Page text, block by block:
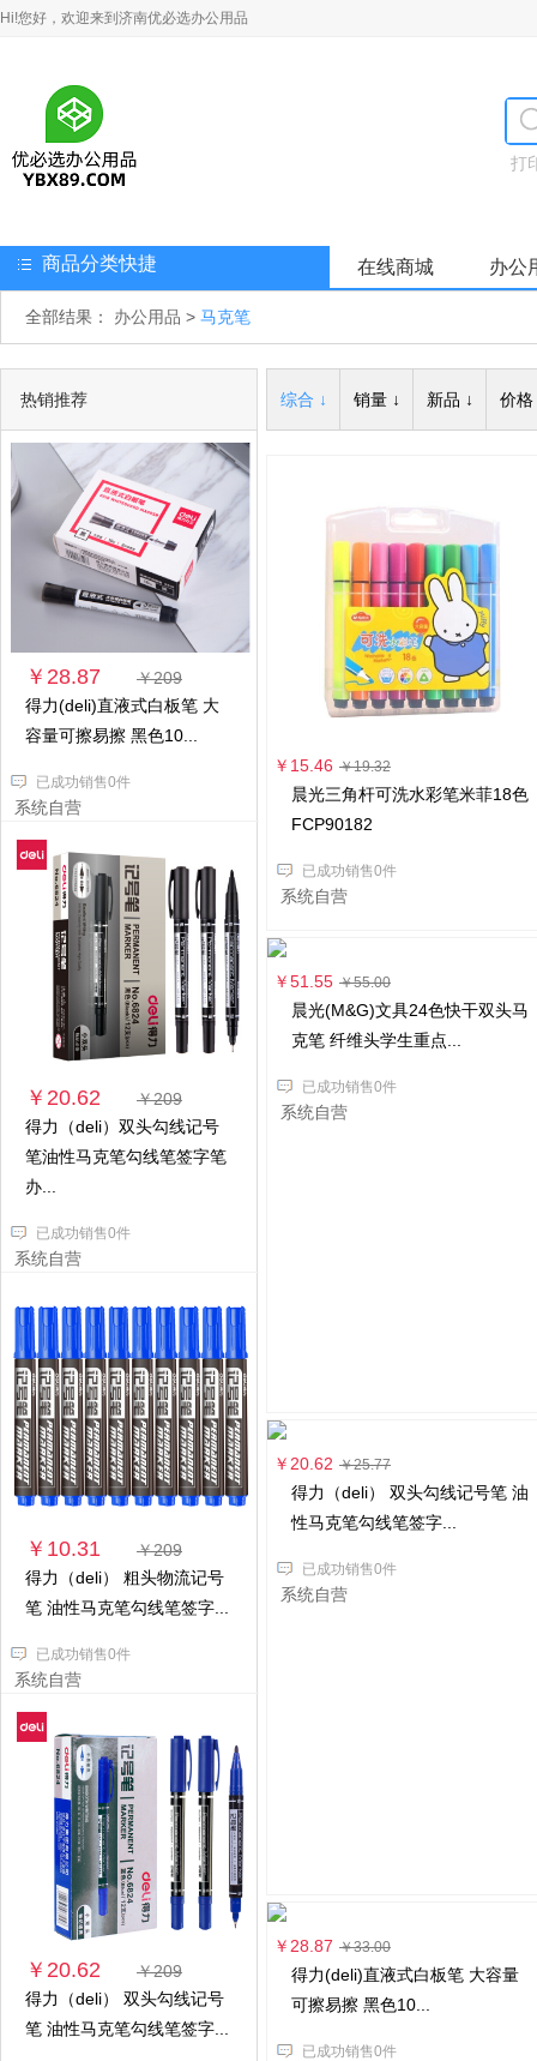
Hi!您好，欢迎来到济南优必选办公用品
打
商品分类快捷 在线商城 办公
全部结果： 办公用品 > 马克笔
热销推荐
￥28.87
￥209
得力(deli)直液式白板笔 大
容量可擦易擦 黑色10...
已成功销售0件
系统自营
￥20.62
￥209
得力（deli）双头勾线记号
笔油性马克笔勾线笔签字笔
办...
已成功销售0件
系统自营
￥10.31
￥209
得力（deli） 粗头物流记号
笔 油性马克笔勾线笔签字...
已成功销售0件
系统自营
￥20.62
￥209
得力（deli） 双头勾线记号
笔 油性马克笔勾线笔签字...
综合 ↓ 销量 ↓ 新品 ↓ 价格
￥15.46 ￥19.32
晨光三角杆可洗水彩笔米菲18色
FCP90182
已成功销售0件
系统自营
￥51.55 ￥55.00
晨光(M&G)文具24色快干双头马
克笔 纤维头学生重点...
已成功销售0件
系统自营
￥20.62 ￥25.77
得力（deli） 双头勾线记号笔 油
性马克笔勾线笔签字...
已成功销售0件
系统自营
￥28.87 ￥33.00
得力(deli)直液式白板笔 大容量
可擦易擦 黑色10...
已成功销售0件